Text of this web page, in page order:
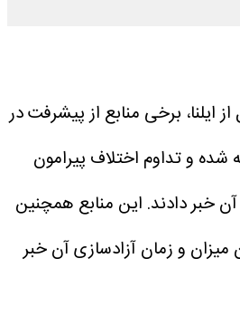
از ایلنا، برخی منابع از پیشرفت در
شده و تداوم اختلاف پیرامون
خبر دادند. این منابع همچنین
میزان و زمان آزادسازی آن خبر